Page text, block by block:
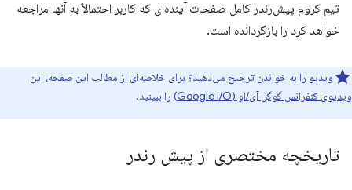
تیم کروم پیش‌رندر کامل صفحات آینده‌ای که کاربر احتمالاً به آنها مراجعه
خواهد کرد را بازگردانده است.
ویدیو را به خواندن ترجیح می‌دهید؟ برای خلاصه‌ای از مطالب این صفحه، این
ویدیوی کنفرانس گوگل آی/او (Google I/O)
را ببینید.
تاریخچه مختصری از پیش رندر